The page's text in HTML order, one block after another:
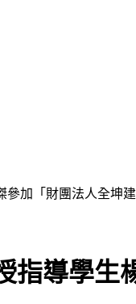
加「財團法人全坤
指導學生